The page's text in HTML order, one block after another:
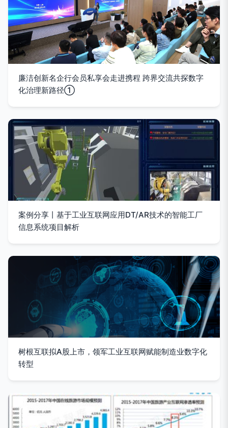
廉洁创新名企行会员私享会走进携程 跨界交流共探数字
化治理新路径①
案例分享丨基于工业互联网应用DT/AR技术的智能工厂
信息系统项目解析
树根互联拟A股上市，领军工业互联网赋能制造业数字化
转型